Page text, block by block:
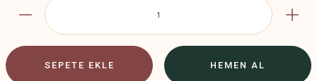
SEPETE EKLE HEMEN AL